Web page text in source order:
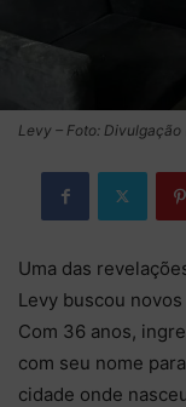
Levy – Foto: Divulgação
Uma das
Levy buscou
Com 36 anos,
com seu nome
cidade onde